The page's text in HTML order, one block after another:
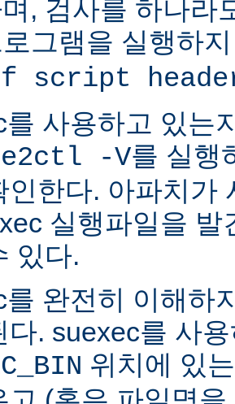
, 검사를 하나라
그램을 실행하
script
사용하고 있는
-V를 실행
인한다. 아파치가
실행파일을 발
있다.
를 완전히 이해하
다. suexec를 사
위치에 있